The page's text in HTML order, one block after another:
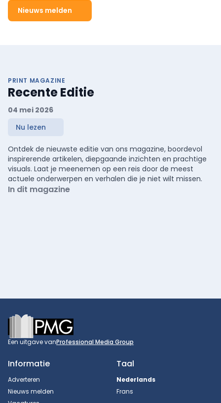
Nieuws melden
PRINT MAGAZINE
Recente Editie
04 mei 2026
Nu lezen
Ontdek de nieuwste editie van ons magazine, boordevol
inspirerende artikelen, diepgaande inzichten en prachtige
visuals. Laat je meenemen op een reis door de meest
actuele onderwerpen en verhalen die je niet wilt missen.
In dit magazine
Footer
Een uitgave vanProfessional Media Group
Informatie
Adverteren
Nieuws melden
Taal
Nederlands
Frans